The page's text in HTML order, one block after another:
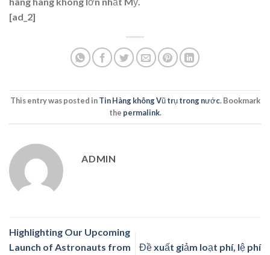
[ad_2]
This entry was posted inTin Hàng không Vũ trụ trong nước. Bookmark
the permalink.
ADMIN
Highlighting Our Upcoming
Launch of Astronauts from
Đề xuất giảm loạt phí, lệ phí